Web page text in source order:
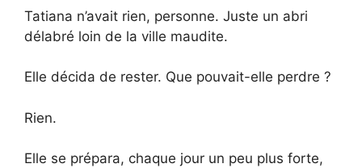
Tatiana n’avait rien, personne. Juste un abri
délabré loin de la ville maudite.
Elle décida de rester. Que pouvait-elle perdre ?
Rien.
Elle se prépara, chaque jour un peu plus forte,